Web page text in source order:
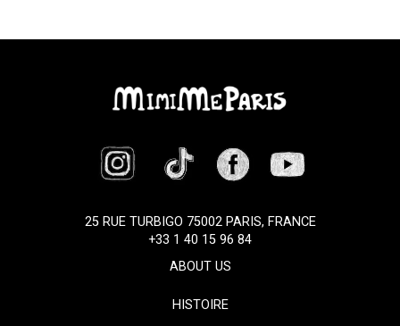
25 RUE TURBIGO 75002 PARIS, FRANCE
+33 1 40 15 96 84
ABOUT US
HISTOIRE